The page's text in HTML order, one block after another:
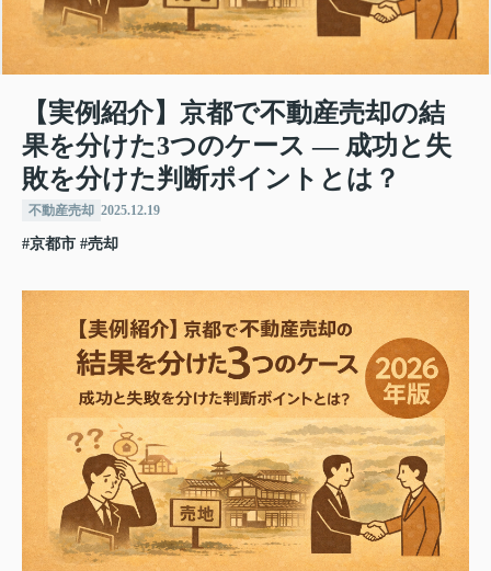
【実例紹介】京都で不動産売却の結
果を分けた3つのケース ― 成功と失
敗を分けた判断ポイントとは？
不動産売却 2025.12.19
#京都市 #売却